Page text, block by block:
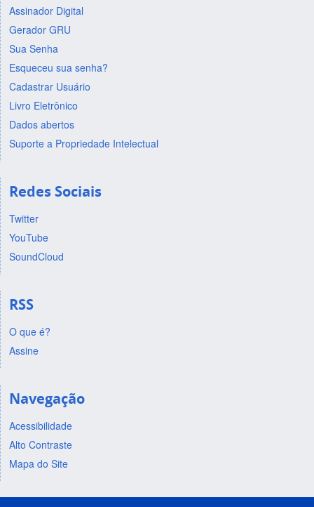
Assinador Digital
Gerador GRU
Sua Senha
Esqueceu sua senha?
Cadastrar Usuário
Livro Eletrônico
Dados abertos
Suporte a Propriedade Intelectual
Redes Sociais
Twitter
YouTube
SoundCloud
RSS
O que é?
Assine
Navegação
Acessibilidade
Alto Contraste
Mapa do Site